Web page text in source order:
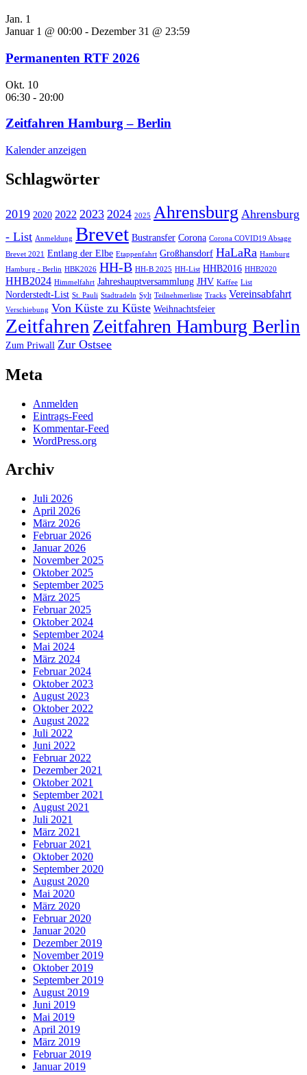
Jan. 1
Januar 1 @ 00:00 - Dezember 31 @ 23:59
Permanenten RTF 2026
Okt. 10
06:30 - 20:00
Zeitfahren Hamburg – Berlin
Kalender anzeigen
Schlagwörter
2019 2020 2022 2023 2024 2025 Ahrensburg Ahrensburg
- List Anmeldung Brevet Bustransfer Corona Corona COVID19 Absage
Brevet 2021 Entlang der Elbe Etappenfahrt Großhansdorf HaLaRa Hamburg
Hamburg - Berlin HBK2026 HH-B HH-B 2025 HH-List HHB2016 HHB2020
HHB2024 Himmelfahrt Jahreshauptversammlung JHV Kaffee List
Norderstedt-List St. Pauli Stadtradeln Sylt Teilnehmerliste Tracks Vereinsabfahrt
Verschiebung Von Küste zu Küste Weihnachtsfeier
Zeitfahren Zeitfahren Hamburg Berlin
Zum Priwall Zur Ostsee
Meta
Anmelden
Eintrags-Feed
Kommentar-Feed
WordPress.org
Archiv
Juli 2026
April 2026
März 2026
Februar 2026
Januar 2026
November 2025
Oktober 2025
September 2025
März 2025
Februar 2025
Oktober 2024
September 2024
Mai 2024
März 2024
Februar 2024
Oktober 2023
August 2023
Oktober 2022
August 2022
Juli 2022
Juni 2022
Februar 2022
Dezember 2021
Oktober 2021
September 2021
August 2021
Juli 2021
März 2021
Februar 2021
Oktober 2020
September 2020
August 2020
Mai 2020
März 2020
Februar 2020
Januar 2020
Dezember 2019
November 2019
Oktober 2019
September 2019
August 2019
Juni 2019
Mai 2019
April 2019
März 2019
Februar 2019
Januar 2019